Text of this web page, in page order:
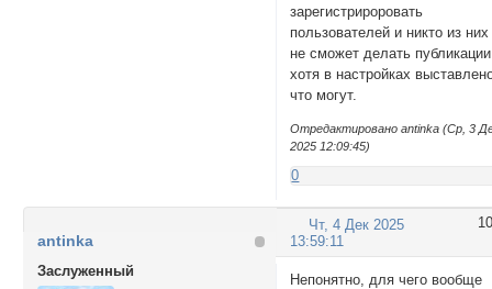
зарегистрироровать
пользователей и никто из них
не сможет делать
хотя в настройках
что могут.
Отредактировано antinka (Ср, 3
2025 12:09:45)
0
10
Чт, 4 Дек 2025
13:59:11
antinka
Заслуженный
Непонятно, для чего вообще